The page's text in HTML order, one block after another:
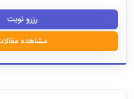
رزرو نوبت
مشاهده